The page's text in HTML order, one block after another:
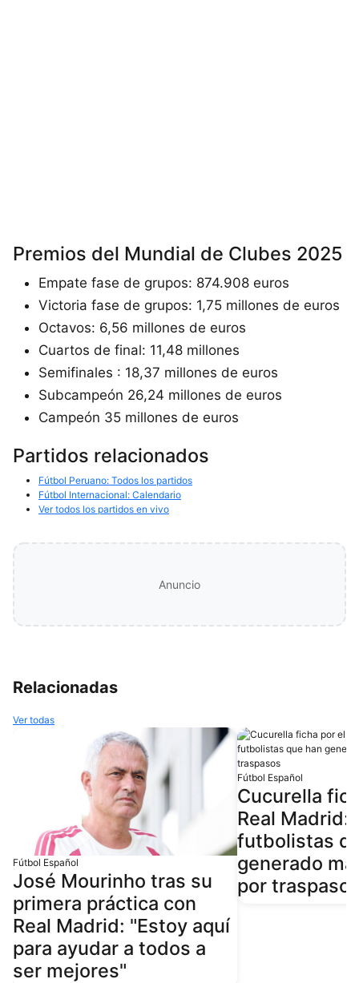
Premios del Mundial de Clubes 2025
Empate fase de grupos: 874.908 euros
Victoria fase de grupos: 1,75 millones de euros
Octavos: 6,56 millones de euros
Cuartos de final: 11,48 millones
Semifinales : 18,37 millones de euros
Subcampeón 26,24 millones de euros
Campeón 35 millones de euros
Partidos relacionados
Fútbol Peruano: Todos los partidos
Fútbol Internacional: Calendario
Ver todos los partidos en vivo
Anuncio
Relacionadas
Ver todas
Fútbol Español
José Mourinho tras su
primera práctica con
Real Madrid: "Estoy aquí
para ayudar a todos a
ser mejores"
Fútbol Español
Cucurella
Real Madrid:
futbolistas
generado
por